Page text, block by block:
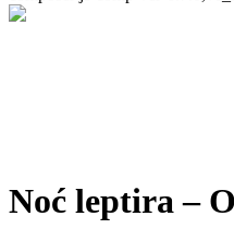
Noć leptira –